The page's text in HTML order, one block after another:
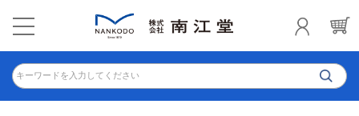
キーワードを入力してください